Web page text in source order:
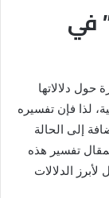
في
حول دلالاتها
لذا فإن تفسيره
إلى الحالة
تفسير هذه
الدلالات